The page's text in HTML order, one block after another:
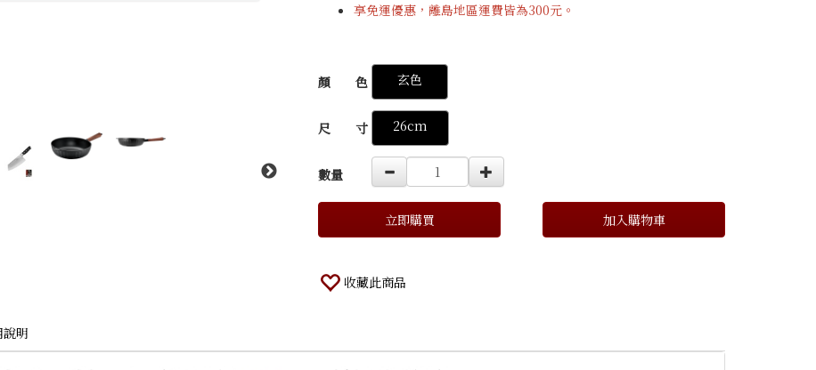
享免運優惠，離島地區運費皆為300元。
GOODS000000000000000340313
顏 色 玄色
尺 寸 26cm
數量
立即購買 加入購物車
收藏此商品
明